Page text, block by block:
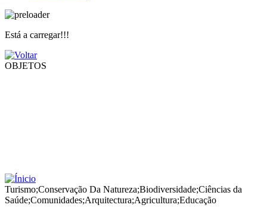
Está a carregar!!!
OBJETOS
Turismo;Conservação Da Natureza;Biodiversidade;Ciências da
Saúde;Comunidades;Arquitectura;Agricultura;Educação